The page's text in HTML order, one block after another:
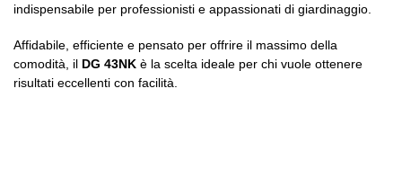
indispensabile per professionisti e appassionati di giardinaggio.
Affidabile, efficiente e pensato per offrire il massimo della
comodità, il DG 43NK è la scelta ideale per chi vuole ottenere
risultati eccellenti con facilità.